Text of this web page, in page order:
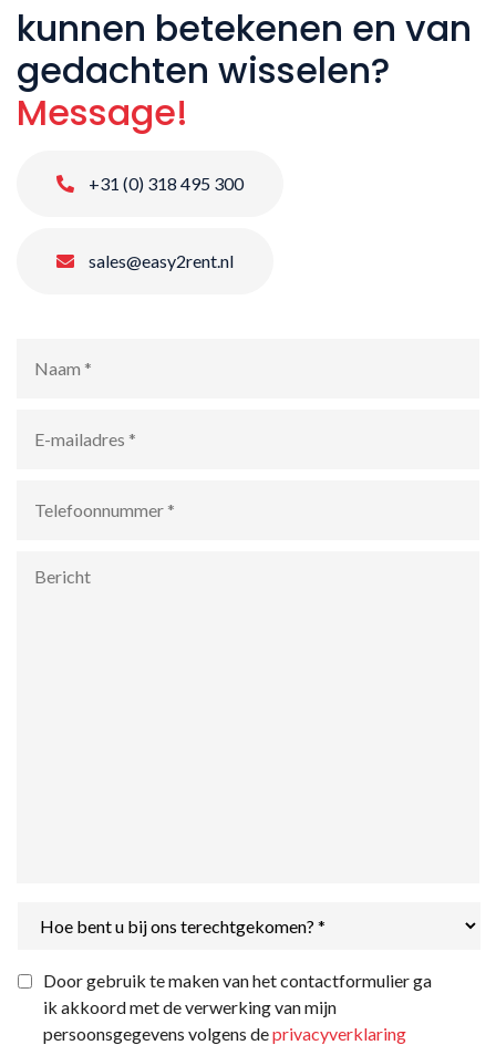
kunnen betekenen en van
gedachten wisselen?
Message!
+31 (0) 318 495 300
sales@easy2rent.nl
mailadres *
bent
bij
ons
terechtgekomen?
Privacyverklaring *
Door gebruik te maken van het contactformulier ga
ik akkoord met de verwerking van mijn
persoonsgegevens volgens deprivacyverklaring